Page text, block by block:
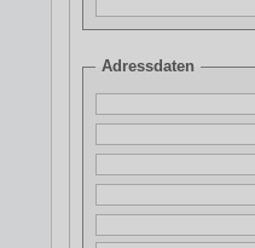
Adressdaten